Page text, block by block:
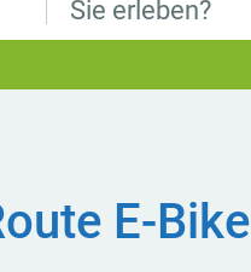
Sie erleben?
E-Bike